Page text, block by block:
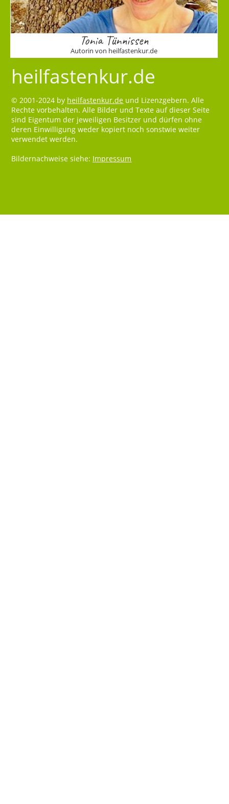
Tonia Tünnissen
Autorin von heilfastenkur.de
heilfastenkur.de
© 2001-2024 by heilfastenkur.de und Lizenzgebern. Alle
Rechte vorbehalten. Alle Bilder und Texte auf dieser Seite
sind Eigentum der jeweiligen Besitzer und dürfen ohne
deren Einwilligung weder kopiert noch sonstwie weiter
verwendet werden.
Bildernachweise siehe: Impressum